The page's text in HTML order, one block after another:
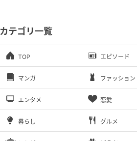
カテゴリ一覧
TOP エピソード
マンガ ファッション
エンタメ 恋愛
暮らし グルメ